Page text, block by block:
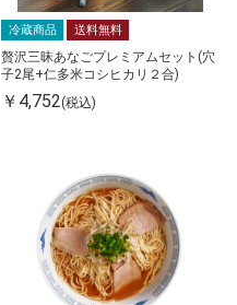
冷蔵商品 送料無料
贅沢三昧あなごプレミアムセット(穴
子2尾+仁多米コシヒカリ２合)
￥4,752(税込)